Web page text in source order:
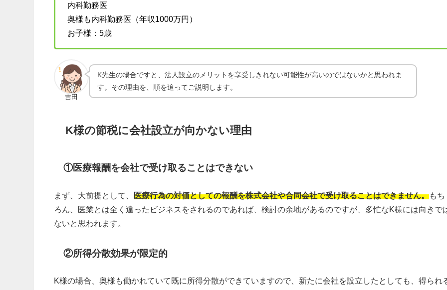
内科勤務医
奥様も内科勤務医（年収1000万円）
お子様：5歳
吉田
K先生の場合ですと、法人設立のメリットを享受しきれない可能性が高いのではないかと思われま
す。その理由を、順を追ってご説明します。
K様の節税に会社設立が向かない理由
①医療報酬を会社で受け取ることはできない
まず、大前提として、医療行為の対価としての報酬を株式会社や合同会社で受け取ることはできません。もち
ろん、医業とは全く違ったビジネスをされるのであれば、検討の余地があるのですが、多忙なK様には向きで
ないと思われます。
②所得分散効果が限定的
K様の場合、奥様も働かれていて既に所得分散ができていますので、新たに会社を設立したとしても、得られ